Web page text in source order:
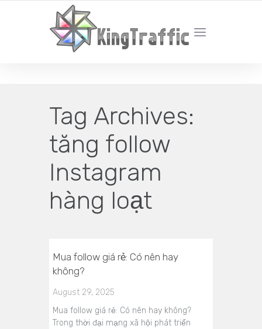
YOUR LOCAL DIGITAL MARKETING AGENCY
Tag Archives:
tăng follow
Instagram
hàng loạt
Mua follow giá rẻ: Có nên hay
không?
August 29, 2025
Mua follow giá rẻ: Có nên hay không?
Trong thời đại mạng xã hội phát triển